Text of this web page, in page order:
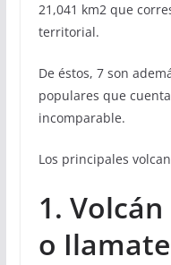
o
k
r
21,041 km2 que
territorial.
De éstos, 7 son
populares que
incomparable.
Los principales
1.
o